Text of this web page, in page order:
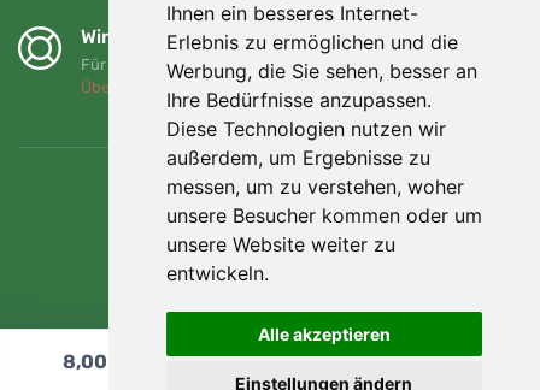
Ihnen ein besseres Internet-
Erlebnis zu ermöglichen und die
Werbung, die Sie sehen, besser an
Ihre Bedürfnisse anzupassen.
Diese Technologien nutzen wir
außerdem, um Ergebnisse zu
messen, um zu verstehen, woher
unsere Besucher kommen oder um
unsere Website weiter zu
entwickeln.
Alle akzeptieren
Einstellungen ändern
Wir unterstützen Trees.org
Für jede Bestellung pflanzen wir einen Baum! Mehr lesen
Über uns
8,00 In den Warenkorb